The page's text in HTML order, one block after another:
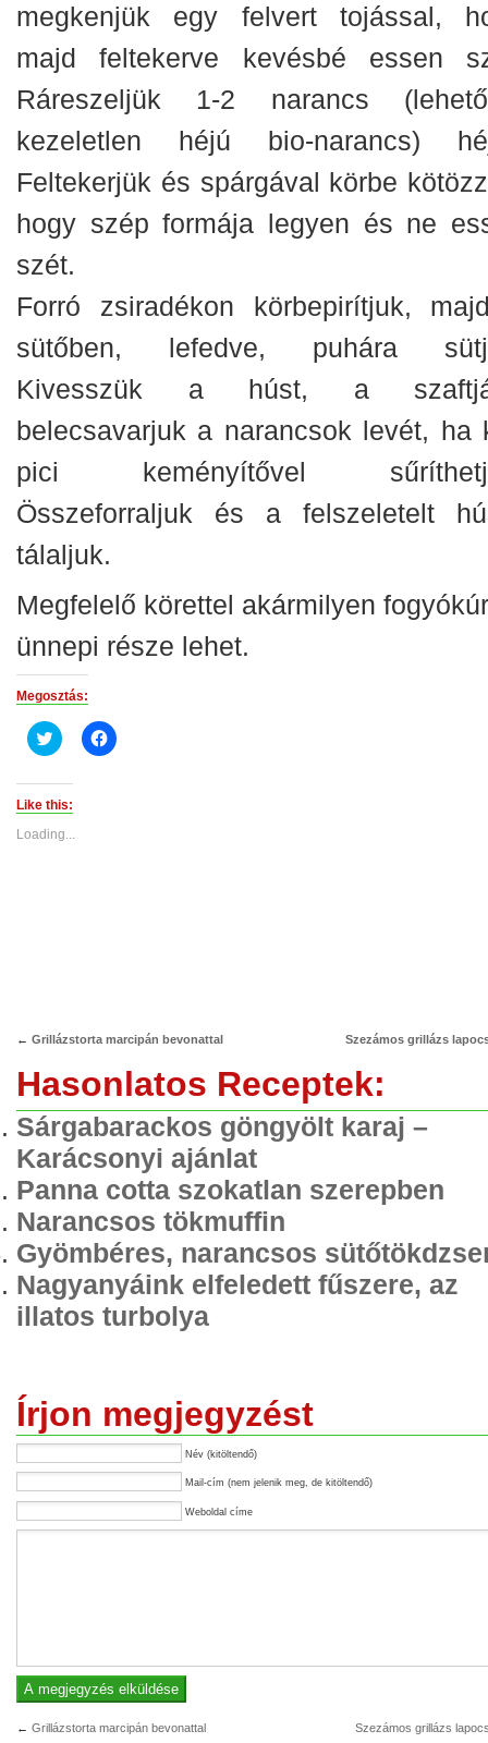
megkenjük egy felvert tojással,
majd feltekerve kevésbé essen
Ráreszeljük 1-2 narancs
kezeletlen héjú bio-narancs)
Feltekerjük és spárgával körbe
hogy szép formája legyen és ne
szét.
Forró zsiradékon körbepirítjuk,
sütőben, lefedve, puhára
Kivesszük a húst, a
belecsavarjuk a narancsok levét, ha
pici keményítővel
Összeforraljuk és a felszeletelt
tálaljuk.
Megfelelő körettel akármilyen
ünnepi része lehet.
Megosztás:
Click
to
(Opens
in
new
Click
to
Like this:
Loading...
← Grillázstorta marcipán bevonattal Szezámos grillázs
Hasonlatos Receptek:
Sárgabarackos göngyölt karaj –
Karácsonyi ajánlat
Panna cotta szokatlan szerepben
Narancsos tökmuffin
Gyömbéres, narancsos
Nagyanyáink elfeledett fűszere, az
illatos turbolya
Írjon megjegyzést
Név (kitöltendő)
Mail-cím (nem jelenik meg, de kitöltendő)
Weboldal címe
← Grillázstorta marcipán bevonattal Szezámos grillázs